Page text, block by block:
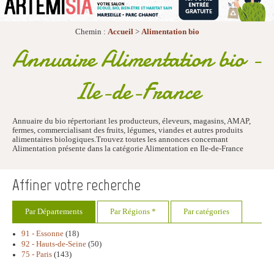
Chemin : Accueil> Alimentation bio
Annuaire Alimentation bio -
Ile-de-France
Annuaire du bio répertoriant les producteurs, éleveurs, magasins, AMAP,
fermes, commercialisant des fruits, légumes, viandes et autres produits
alimentaires biologiques.Trouvez toutes les annonces concernant
Alimentation présente dans la catégorie Alimentation en Ile-de-France
Affiner votre recherche
Par Départements Par Régions * Par catégories
91 - Essonne (18)
92 - Hauts-de-Seine (50)
75 - Paris (143)